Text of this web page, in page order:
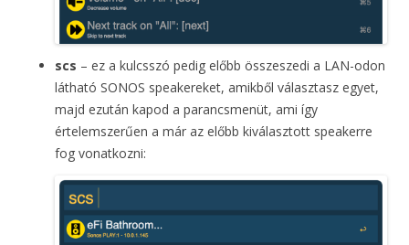
scs – ez a kulcsszó pedig előbb összeszedi a LAN-odon
látható SONOS speakereket, amikből választasz egyet,
majd ezután kapod a parancsmenüt, ami így
értelemszerűen a már az előbb kiválasztott speakerre
fog vonatkozni: